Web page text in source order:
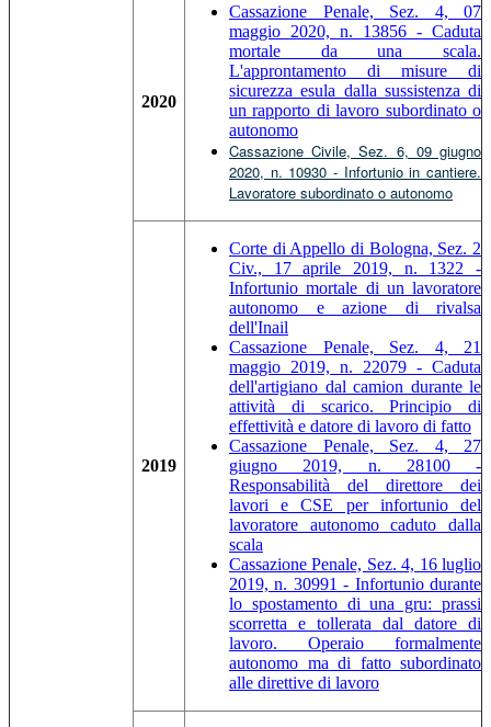
2020
Cassazione Penale, Sez. 4, 07
maggio 2020, n. 13856 - Caduta
mortale da una scala.
L'approntamento di misure di
sicurezza esula dalla sussistenza di
un rapporto di lavoro subordinato o
autonomo
Cassazione Civile, Sez. 6, 09 giugno
2020, n. 10930 - Infortunio in cantiere.
Lavoratore subordinato o autonomo
2019
Corte di Appello di Bologna, Sez. 2
Civ., 17 aprile 2019, n. 1322 -
Infortunio mortale di un lavoratore
autonomo e azione di rivalsa
dell'Inail
Cassazione Penale, Sez. 4, 21
maggio 2019, n. 22079 - Caduta
dell'artigiano dal camion durante le
attività di scarico. Principio di
effettività e datore di lavoro di fatto
Cassazione Penale, Sez. 4, 27
giugno 2019, n. 28100 -
Responsabilità del direttore dei
lavori e CSE per infortunio del
lavoratore autonomo caduto dalla
scala
Cassazione Penale, Sez. 4, 16 luglio
2019, n. 30991 - Infortunio durante
lo spostamento di una gru: prassi
scorretta e tollerata dal datore di
lavoro. Operaio formalmente
autonomo ma di fatto subordinato
alle direttive di lavoro